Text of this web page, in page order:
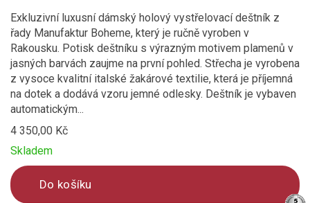
Materiál konstrukce
ocelová konstrukce
karbon
sklolaminát
Vlastnosti a funkce
Vododpudivý potah
Průměr střechy deštníku (cm)
Exkluzivní luxusní dámský holový vystřelovací deštník z
řady Manufaktur Boheme, který je ručně vyroben v
Rakousku. Potisk deštníku s výrazným motivem plamenů v
jasných barvách zaujme na první pohled. Střecha je vyrobena
z vysoce kvalitní italské žakárové textilie, která je příjemná
na dotek a dodává vzoru jemné odlesky. Deštník je vybaven
automatickým...
4 350,00 Kč
Skladem
Do košíku